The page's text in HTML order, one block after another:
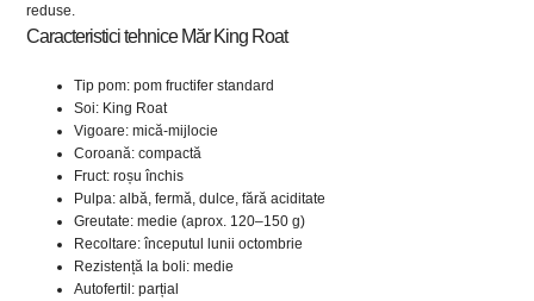
reduse.
Caracteristici tehnice Măr King Roat
Tip pom: pom fructifer standard
Soi: King Roat
Vigoare: mică-mijlocie
Coroană: compactă
Fruct: roșu închis
Pulpa: albă, fermă, dulce, fără aciditate
Greutate: medie (aprox. 120–150 g)
Recoltare: începutul lunii octombrie
Rezistență la boli: medie
Autofertil: parțial